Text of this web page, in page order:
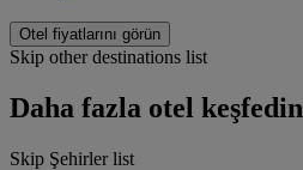
Otel fiyatlarını görün
Skip other destinations list
Daha fazla otel keşfedin
Skip Şehirler list